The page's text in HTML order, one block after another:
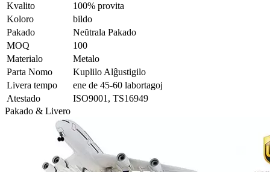
Kvalito
100% provita
Koloro
bildo
Pakado
Neŭtrala Pakado
MOQ
100
Materialo
Metalo
Parta Nomo
Kuplilo Alĝustigilo
Livera tempo
ene de 45-60 labortagoj
Atestado
ISO9001, TS16949
Pakado & Livero